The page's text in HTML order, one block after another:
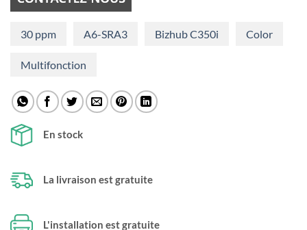
30 ppm A6-SRA3 Bizhub C350i Color
Multifonction
En stock
La livraison est gratuite
L'installation est gratuite